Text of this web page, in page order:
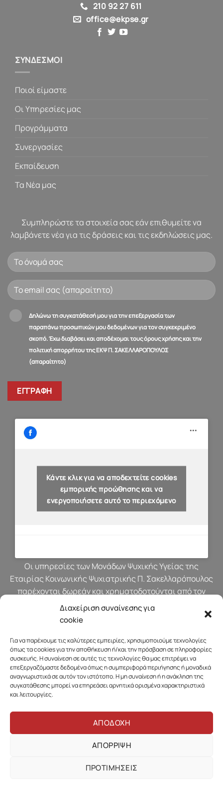
Διαχείριση συναίνεσης για
cookie
Για να παρέχουμε τις καλύτερες εμπειρίες, χρησιμοποιούμε τεχνολογίες
όπως τα cookies για την αποθήκευση ή/και την πρόσβαση σε πληροφορίες
συσκευής. Η συναίνεση σε αυτές τις τεχνολογίες θα μας επιτρέψει να
επεξεργαζόμαστε δεδομένα όπως η συμπεριφορά περιήγησης ή μοναδικά
αναγνωριστικά σε αυτόν τον ιστότοπο. Η μη συναίνεση ή η ανάκληση της
συγκατάθεσης μπορεί να επηρεάσει αρνητικά ορισμένα χαρακτηριστικά
και λειτουργίες.
ΑΠΟΔΟΧΗ
ΑΠΟΡΡΙΨΗ
ΠΡΟΤΙΜΗΣΕΙΣ
210 92 27 611
office@ekpse.gr
ΣΥΝΔΕΣΜΟΙ
Ποιοί είμαστε
Οι Υπηρεσίες μας
Προγράμματα
Συνεργασίες
Εκπαίδευση
Τα Νέα μας
Συμπληρώστε τα στοιχεία σας εάν επιθυμείτε να
λαμβάνετε νέα για τις δράσεις και τις εκδηλώσεις μας.
Δηλώνω τη συγκατάθεσή μου για την επεξεργασία των
παραπάνω προσωπικών μου δεδομένων για τον συγκεκριμένο
σκοπό. Έχω διαβάσει και αποδέχομαι τους όρους χρήσης και την
πολιτική απορρήτου της ΕΚΨ Π. ΣΑΚΕΛΛΑΡΟΠΟΥΛΟΣ
(απαραίτητο)
Κάντε κλικ για να αποδεχτείτε cookies
εμπορικής προώθησης και να
ενεργοποιήσετε αυτό το περιεχόμενο
Οι υπηρεσίες των Μονάδων Ψυχικής Υγείας της
Εταιρίας Κοινωνικής Ψυχιατρικής Π. Σακελλαρόπουλος
παρέχονται δωρεάν και χρηματοδοτούνται από τον
προϋπολογισμό του Υπουργείου Υγείας.
Πολιτική Cookies